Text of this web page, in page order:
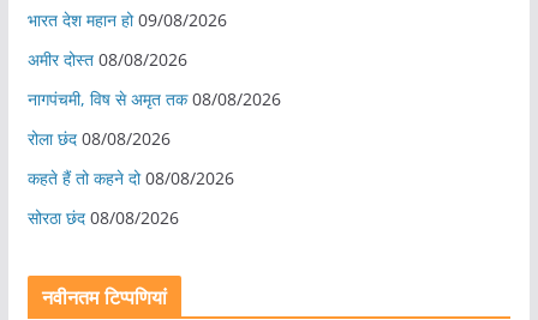
भारत देश महान हो 09/08/2026
अमीर दोस्त 08/08/2026
नागपंचमी, ​विष से अमृत तक 08/08/2026
रोला छंद 08/08/2026
कहते हैं तो कहने दो 08/08/2026
सोरठा छंद 08/08/2026
नवीनतम टिप्पणियां